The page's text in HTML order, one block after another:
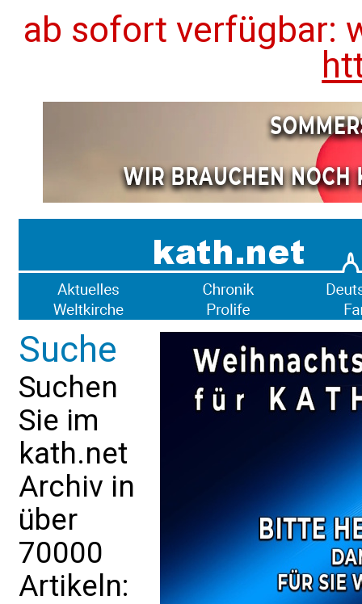
ab sofort verfügbar:
Suche
Suchen
Sie im
kath.net
Archiv in
über
70000
Artikeln: